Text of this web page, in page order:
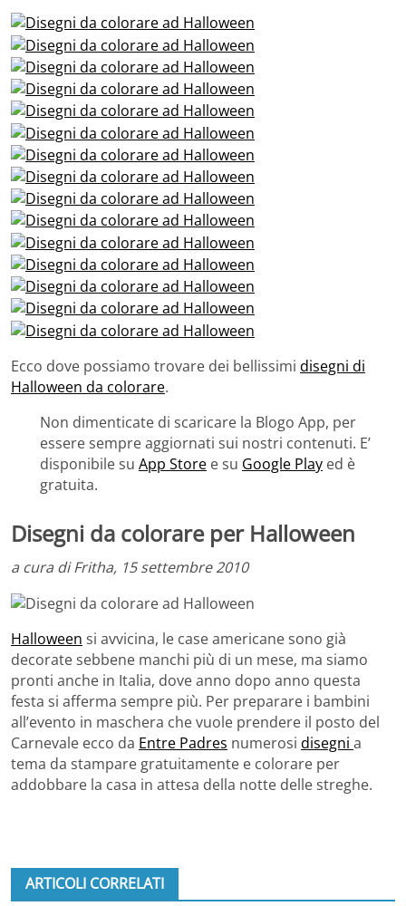
Ecco dove possiamo trovare dei bellissimi disegni di
Halloween da colorare.
Non dimenticate di scaricare la Blogo App, per
essere sempre aggiornati sui nostri contenuti. E’
disponibile su App Store e su Google Play ed è
gratuita.
Disegni da colorare per Halloween
a cura di Fritha, 15 settembre 2010
Halloween si avvicina, le case americane sono già
decorate sebbene manchi più di un mese, ma siamo
pronti anche in Italia, dove anno dopo anno questa
festa si afferma sempre più. Per preparare i bambini
all’evento in maschera che vuole prendere il posto del
Carnevale ecco da Entre Padres numerosi disegni a
tema da stampare gratuitamente e colorare per
addobbare la casa in attesa della notte delle streghe.
ARTICOLI CORRELATI